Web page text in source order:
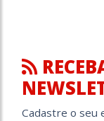
Cadastre o seu